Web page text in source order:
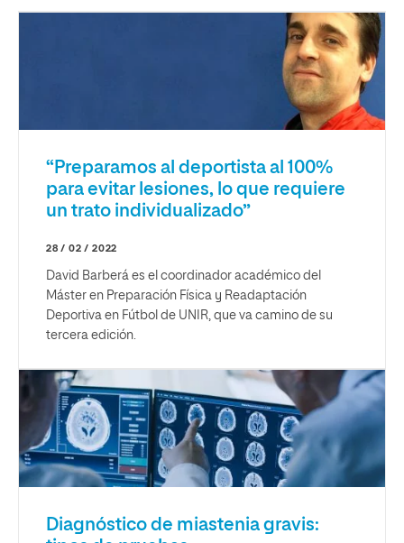
“Preparamos al deportista al 100%
para evitar lesiones, lo que requiere
un trato individualizado”
28 / 02 / 2022
David Barberá es el coordinador académico del
Máster en Preparación Física y Readaptación
Deportiva en Fútbol de UNIR, que va camino de su
tercera edición.
Diagnóstico de miastenia gravis: